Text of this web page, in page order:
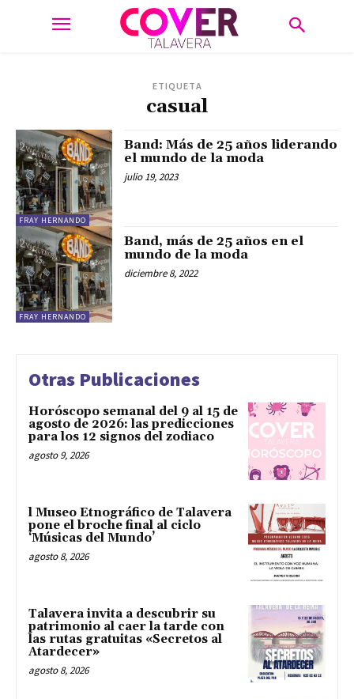
ETIQUETA
casual
FRAY HERNANDO
Band: Más de 25 años liderando
el mundo de la moda
julio 19, 2023
FRAY HERNANDO
Band, más de 25 años en el
mundo de la moda
diciembre 8, 2022
Otras Publicaciones
Horóscopo semanal del 9 al 15 de
agosto de 2026: las predicciones
para los 12 signos del zodiaco
agosto 9, 2026
l Museo Etnográfico de Talavera
pone el broche final al ciclo
‘Músicas del Mundo’
agosto 8, 2026
Talavera invita a descubrir su
patrimonio al caer la tarde con
las rutas gratuitas «Secretos al
Atardecer»
agosto 8, 2026